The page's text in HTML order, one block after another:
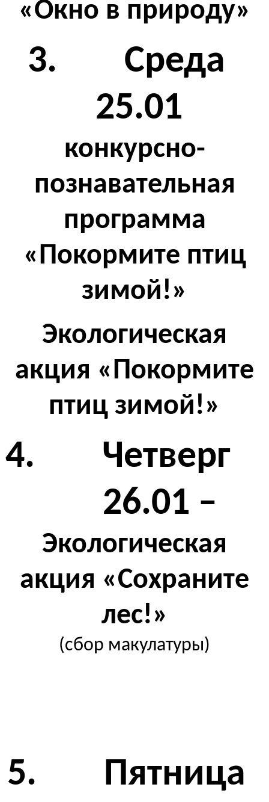
«Окно в природу»
3. Среда
25.01
конкурсно-
познавательная
программа
«Покормите птиц
зимой!»
Экологическая
акция «Покормите
птиц зимой!»
4. Четверг
26.01 –
Экологическая
акция «Сохраните
лес!»
(сбор макулатуры)
5. Пятница